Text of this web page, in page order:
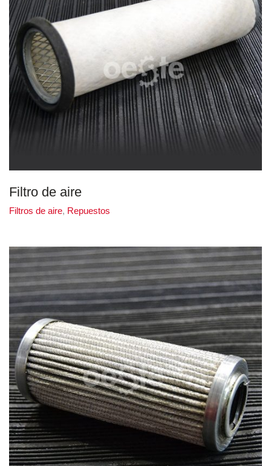
Filtro de aire
Filtros de aire, Repuestos